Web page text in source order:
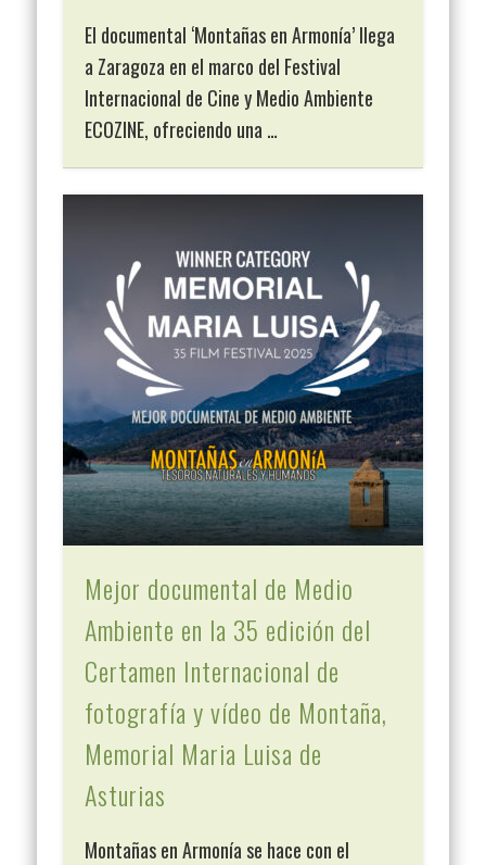
El documental ‘Montañas en Armonía’ llega
a Zaragoza en el marco del Festival
Internacional de Cine y Medio Ambiente
ECOZINE, ofreciendo una …
Mejor documental de Medio
Ambiente en la 35 edición del
Certamen Internacional de
fotografía y vídeo de Montaña,
Memorial Maria Luisa de
Asturias
Montañas en Armonía se hace con el